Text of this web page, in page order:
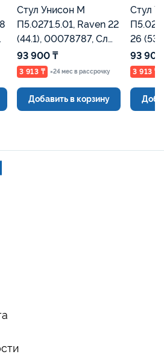
Стул Унисон М
П5.0271.5.01, Raven 22
(44.1), 00078787, Сл
кость, Евромебель
93 900 ₸
3 913 ₸ ×24 мес в рассрочку
Добавить в корзину
Стул
26 (534.1), 00078786,
Сл
93
3 913 ₸